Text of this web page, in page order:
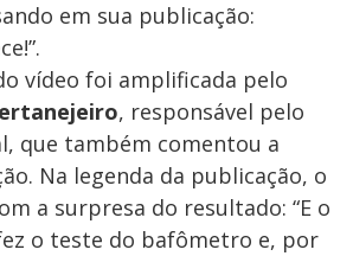
em sua publicação:
vídeo foi amplificada pelo
, responsável pelo
que também comentou a
Na legenda da publicação, o
a surpresa do resultado: “E o
o teste do bafômetro e, por